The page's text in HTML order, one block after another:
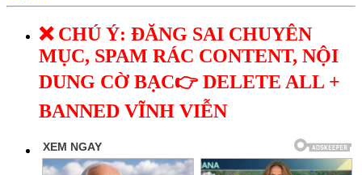
❌ CHÚ Ý: ĐĂNG SAI CHUYÊN
MỤC, SPAM RÁC CONTENT, NỘI
DUNG CỜ BẠC👉 DELETE ALL +
BANNED VĨNH VIỄN